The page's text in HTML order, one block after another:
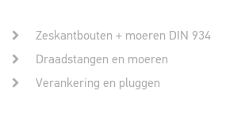
Zeskantbouten + moeren DIN 934
Draadstangen en moeren
Verankering en pluggen